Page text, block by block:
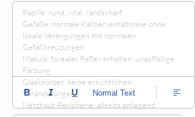
Papille: rund, vital, randscharf
Gefäße: normale Kaliberverhältnisse ohne
lokale Verengungen mit normalen
Gefäßkreuzungen
Makula: fovealer Reflex erhalten, unauffällige
Färbung
Glaskkörper: keine ersichtlichen
Veränderungen
Netzhaut-Peripherie: allseits anliegend
Normal Text